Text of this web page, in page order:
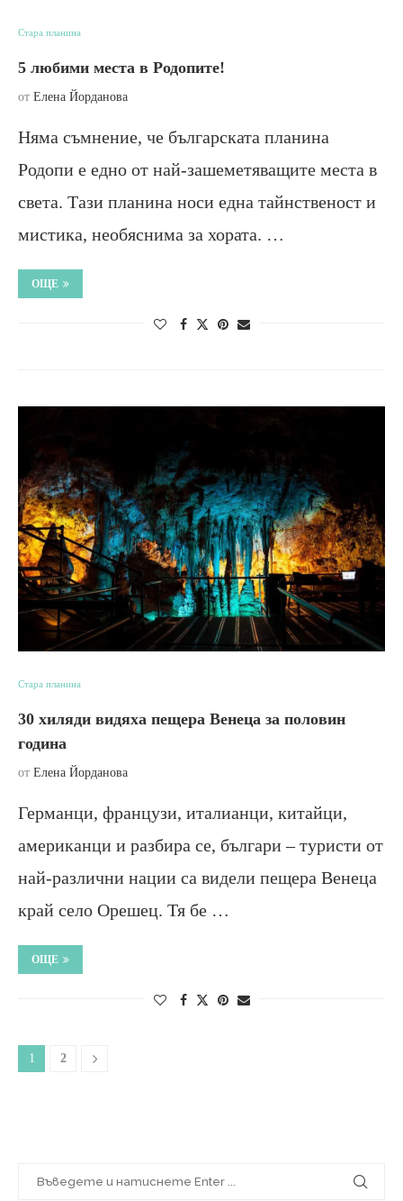
Стара планина
5 любими места в Родопите!
от Елена Йорданова
Няма съмнение, че българската планина
Родопи е едно от най-зашеметяващите места в
света. Тази планина носи една тайнственост и
мистика, необяснима за хората. …
ОЩЕ
Стара планина
30 хиляди видяха пещера Венеца за половин
година
от Елена Йорданова
Германци, французи, италианци, китайци,
американци и разбира се, българи – туристи от
най-различни нации са видели пещера Венеца
край село Орешец. Тя бе …
ОЩЕ
1 2